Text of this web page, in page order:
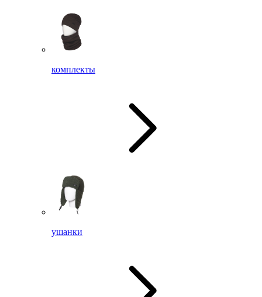
комплекты
ушанки